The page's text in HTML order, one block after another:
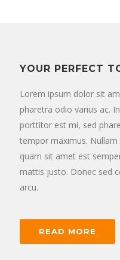
YOUR PERFECT
Lorem ipsum dolor sit
pharetra odio varius ac.
porttitor est mi, sed
tempor maximus.
quam sit amet est
mattis justo. Donec sed
arcu.
READ MORE